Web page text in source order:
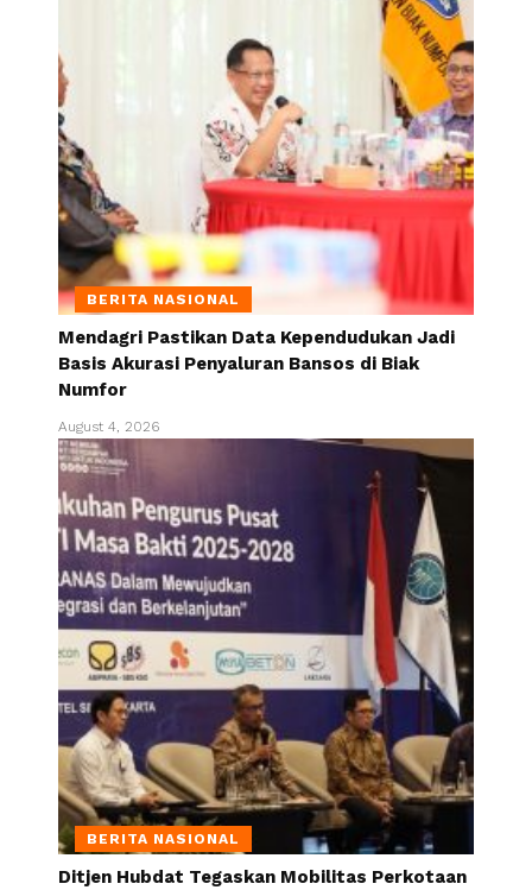
BERITA NASIONAL
Mendagri Pastikan Data Kependudukan Jadi
Basis Akurasi Penyaluran Bansos di Biak
Numfor
August 4, 2026
BERITA NASIONAL
Ditjen Hubdat Tegaskan Mobilitas Perkotaan